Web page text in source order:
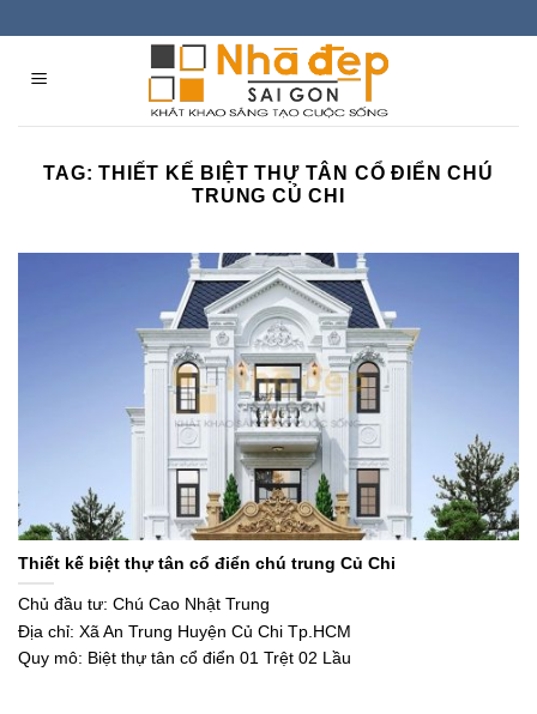
content
TAG:THIẾT KẾ BIỆT THỰ TÂN CỔ ĐIỂN CHÚ
TRUNG CỦ CHI
Thiết kế biệt thự tân cổ điển chú trung Củ Chi
Chủ đầu tư: Chú Cao Nhật Trung
Địa chỉ: Xã An Trung Huyện Củ Chi Tp.HCM
Quy mô: Biệt thự tân cổ điển 01 Trệt 02 Lầu